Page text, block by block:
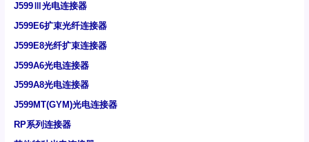
J599Ⅲ光电连接器
J599E6扩束光纤连接器
J599E8光纤扩束连接器
J599A6光电连接器
J599A8光电连接器
J599MT(GYM)光电连接器
RP系列连接器